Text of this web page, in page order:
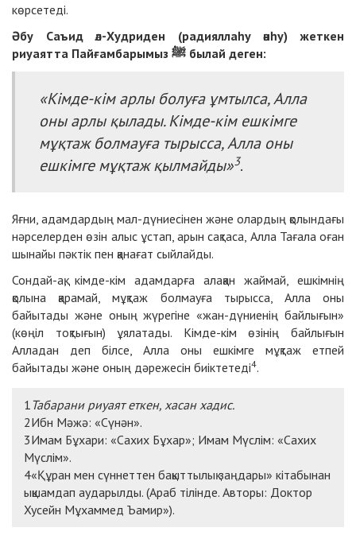
көрсетеді.
Әбу Саъид әл-Худриден (радияллаһу әнһу) жеткен
риуаятта Пайғамбарымыз
былай деген:
«Кімде-кім арлы болуға ұмтылса, Алла
оныарлы қылады. Кімде-кім ешкімге
мұқтаж болмауға тырысса, Алла оны
ешкімге мұқтаж қылмайды»3.
Яғни, адамдардың мал-дүниесінен және олардың қолындағы
нәрселерден өзін алыс ұстап, арын сақтаса, Алла Тағала оған
шынайы пәктік пен қанағат сыйлайды.
Сондай-ақ, кімде-кім адамдарға алақан жаймай, ешкімнің
қолына қарамай, мұқтаж болмауға тырысса, Алла оны
байытады және оның жүрегіне «жан-дүниенің байлығын»
(көңіл тоқтығын) ұялатады. Кімде-кім өзінің байлығын
Алладан деп білсе, Алла оны ешкімге мұқтаж етпей
байытады және оның дәрежесін биіктетеді4.
1 Табарани риуаят еткен, хасан хадис.
2Ибн Мәжә: «Сүнән».
3Имам Бұхари: «Сахих Бұхар»; Имам Мүслім: «Сахих
Мүслім».
4«Құран мен сүннеттен бақыттылық заңдары» кітабынан
ықшамдап аударылды. (Араб тілінде. Авторы: Доктор
Хусейн Мұхаммед Ъамир»).